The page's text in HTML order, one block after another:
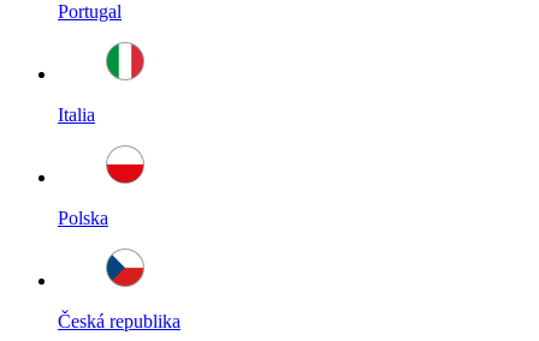
Portugal
Italia
Polska
Česká republika